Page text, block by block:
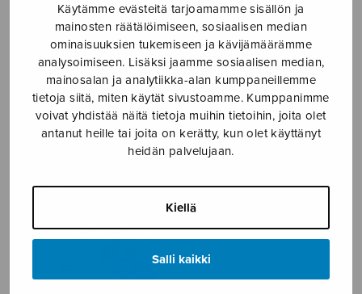
Käytämme evästeitä tarjoamamme sisällön ja
mainosten räätälöimiseen, sosiaalisen median
ominaisuuksien tukemiseen ja kävijämäärämme
analysoimiseen. Lisäksi jaamme sosiaalisen median,
mainosalan ja analytiikka-alan kumppaneillemme
tietoja siitä, miten käytät sivustoamme. Kumppanimme
voivat yhdistää näitä tietoja muihin tietoihin, joita olet
antanut heille tai joita on kerätty, kun olet käyttänyt
heidän palvelujaan.
Kiellä
Salli kaikki
Etusivu › Media › Ecce-homo_S3215-1
Ecce-homo_S3215-1
4.6.2026